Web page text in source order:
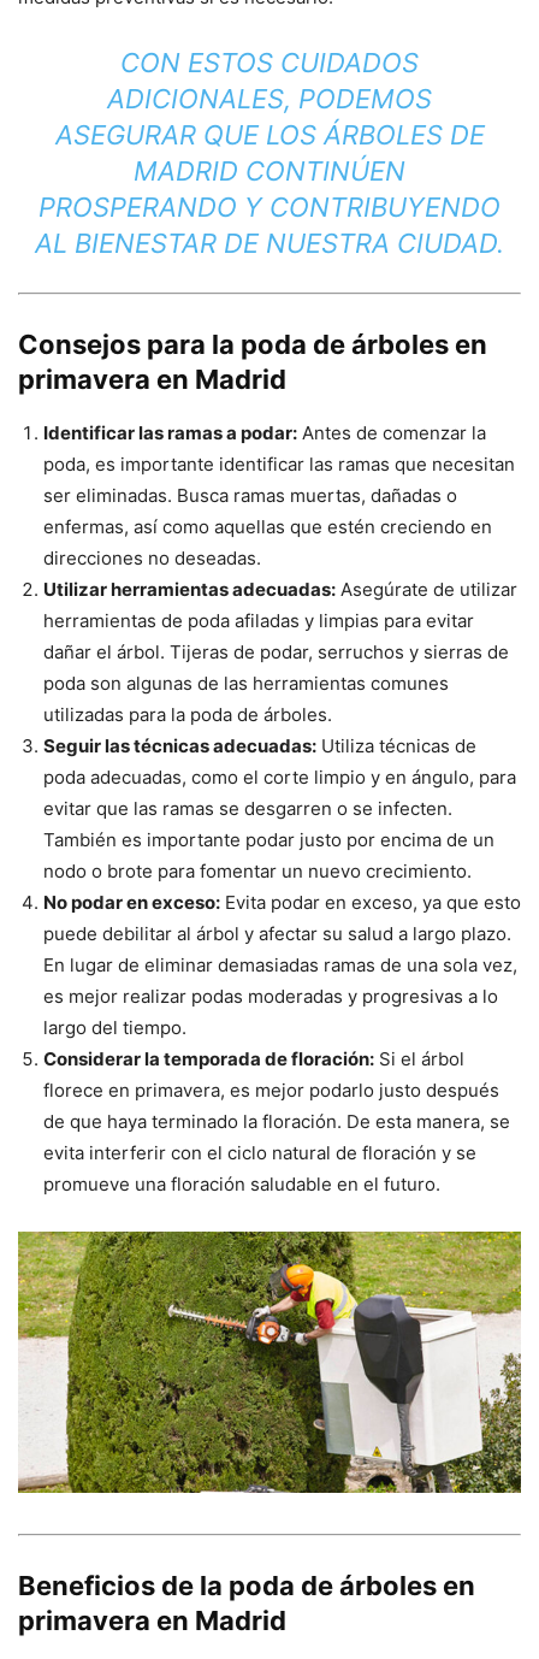
CON ESTOS CUIDADOS
ADICIONALES, PODEMOS
ASEGURAR QUE LOS ÁRBOLES DE
MADRID CONTINÚEN
PROSPERANDO Y CONTRIBUYENDO
AL BIENESTAR DE NUESTRA CIUDAD.
Consejos para la poda de árboles en
primavera en Madrid
Identificar las ramas a podar: Antes de comenzar la
poda, es importante identificar las ramas que necesitan
ser eliminadas. Busca ramas muertas, dañadas o
enfermas, así como aquellas que estén creciendo en
direcciones no deseadas.
Utilizar herramientas adecuadas: Asegúrate de utilizar
herramientas de poda afiladas y limpias para evitar
dañar el árbol. Tijeras de podar, serruchos y sierras de
poda son algunas de las herramientas comunes
utilizadas para la poda de árboles.
Seguir las técnicas adecuadas: Utiliza técnicas de
poda adecuadas, como el corte limpio y en ángulo, para
evitar que las ramas se desgarren o se infecten.
También es importante podar justo por encima de un
nodo o brote para fomentar un nuevo crecimiento.
No podar en exceso: Evita podar en exceso, ya que esto
puede debilitar al árbol y afectar su salud a largo plazo.
En lugar de eliminar demasiadas ramas de una sola vez,
es mejor realizar podas moderadas y progresivas a lo
largo del tiempo.
Considerar la temporada de floración: Si el árbol
florece en primavera, es mejor podarlo justo después
de que haya terminado la floración. De esta manera, se
evita interferir con el ciclo natural de floración y se
promueve una floración saludable en el futuro.
Beneficios de la poda de árboles en
primavera en Madrid